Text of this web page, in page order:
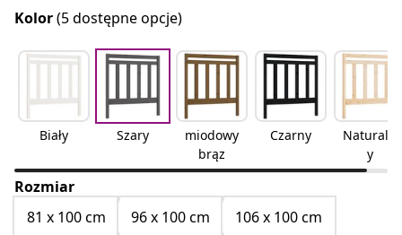
Kolor(5 dostępne opcje)
Biały Szary
miodowy
brąz
Czarny
Naturaln
y
Rozmiar
81 x 100 cm
96 x 100 cm
106 x 100 cm